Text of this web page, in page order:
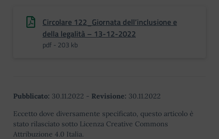
Circolare 122_Giornata dell’inclusione e
della legalità – 13-12-2022
pdf - 203 kb
Pubblicato: 30.11.2022 - Revisione: 30.11.2022
Eccetto dove diversamente specificato, questo articolo è
stato rilasciato sotto Licenza Creative Commons
Attribuzione 4.0 Italia.